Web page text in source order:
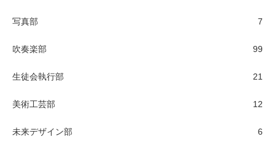
写真部 7
吹奏楽部 99
生徒会執行部 21
美術工芸部 12
未来デザイン部 6